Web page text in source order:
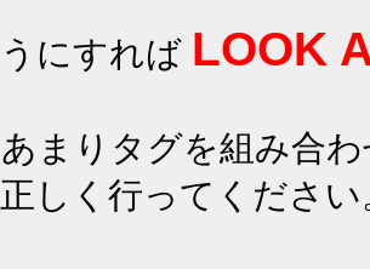
うにすれば LOOK
まりタグを組み合
しく行ってくださ